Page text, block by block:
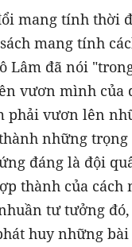
mang tính thời
mang tính
Lâm đã nói
vươn mình của
phải vươn lên
những
đáng là đội
thành của cách
tư tưởng
huy những